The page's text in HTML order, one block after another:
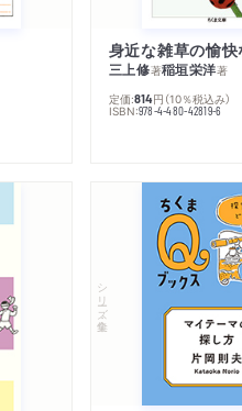
身近な雑草の愉
三上修著稲垣栄洋著
定価:814円 （10％税込み）
ISBN:978-4-480-42819-6
シリーズ・全集